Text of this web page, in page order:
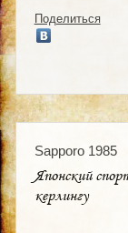
Поделиться
Sapporo 1985
Японский
керлингу